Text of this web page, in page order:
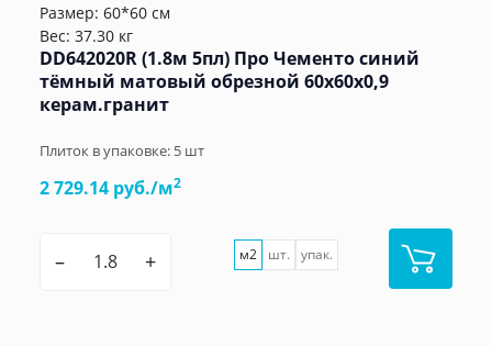
Размер: 60*60 см
Вес: 37.30 кг
DD642020R (1.8м 5пл) Про Чементо синий
тёмный матовый обрезной 60x60x0,9
керам.гранит
Плиток в упаковке: 5 шт
2 729.14 руб./м2
– + м2 шт. упак.